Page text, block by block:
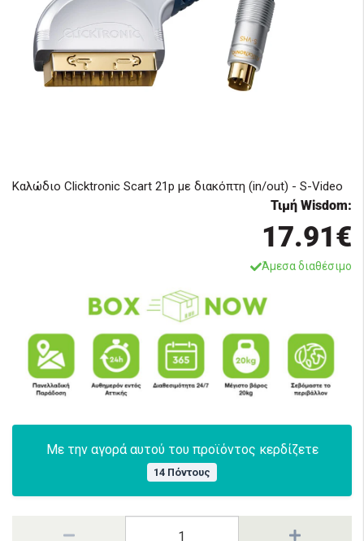
Καλώδιο Clicktronic Scart 21p με διακόπτη (in/out) - S-Video
Τιμή Wisdom:
17.91€
Άμεσα διαθέσιμο
Με την αγορά αυτού του προϊόντος κερδίζετε
14 Πόντους